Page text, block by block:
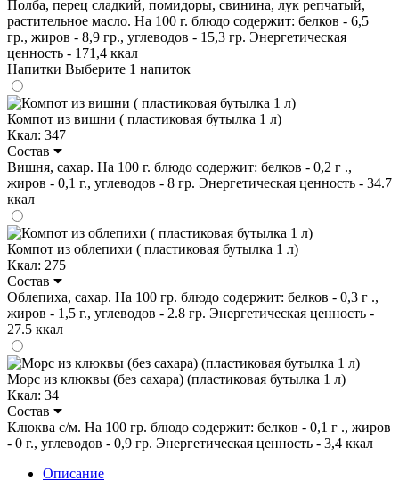
Полба, перец сладкий, помидоры, свинина, лук репчатый,
растительное масло. На 100 г. блюдо содержит: белков - 6,5
гр., жиров - 8,9 гр., углеводов - 15,3 гр. Энергетическая
ценность - 171,4 ккал
Напитки Выберите 1 напиток
Компот из вишни ( пластиковая бутылка 1 л)
Ккал: 347
Состав
Вишня, сахар. На 100 г. блюдо содержит: белков - 0,2 г .,
жиров - 0,1 г., углеводов - 8 гр. Энергетическая ценность - 34.7
ккал
Компот из облепихи ( пластиковая бутылка 1 л)
Ккал: 275
Состав
Облепиха, сахар. На 100 гр. блюдо содержит: белков - 0,3 г .,
жиров - 1,5 г., углеводов - 2.8 гр. Энергетическая ценность -
27.5 ккал
Морс из клюквы (без сахара) (пластиковая бутылка 1 л)
Ккал: 34
Состав
Клюква с/м. На 100 гр. блюдо содержит: белков - 0,1 г ., жиров
- 0 г., углеводов - 0,9 гр. Энергетическая ценность - 3,4 ккал
Описание